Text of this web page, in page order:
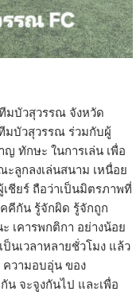
มบัวสุวรรณ จังหวัด
มบัวสุวรรณ ร่วมกับผู้
ทักษะ ในการเล่น เพื่อ
ะลูกลงเล่นสนาม เหนื่อย
ชียร์ ถือว่าเป็นมิตรภาพที่
คีกัน รู้จักผิด รู้จักถูก
เคารพกติกา อย่างน้อย
นเวลาหลายชั่วโมง แล้ว
วามอบอุ่น ของ
น จะจูงกันไป และเพื่อ